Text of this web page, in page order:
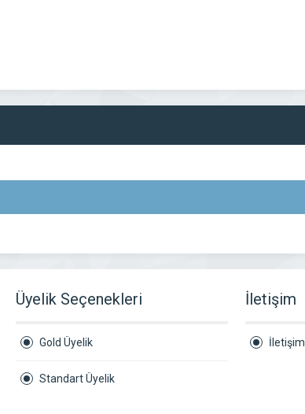
Üyelik Seçenekleri
Gold Üyelik
Standart Üyelik
İletişim
İletişim